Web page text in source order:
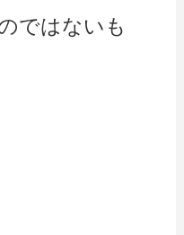
ではないも